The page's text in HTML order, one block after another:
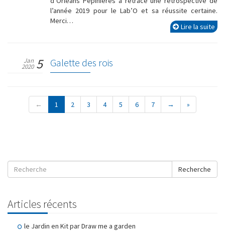
l’année 2019 pour le Lab’O et sa réussite certaine.
Merci…
Lire la suite
Galette des rois
Jan
2020 5
← 1 2 3 4 5 6 7 → »
Recherche
Articles récents
le Jardin en Kit par Draw me a garden